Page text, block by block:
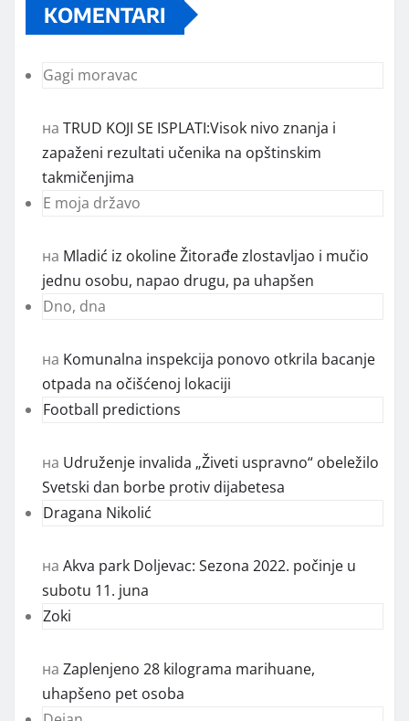
KOMENTARI
Gagi moravac
на TRUD KOJI SE ISPLATI:Visok nivo znanja i
zapaženi rezultati učenika na opštinskim
takmičenjima
E moja državo
на Mladić iz okoline Žitorađe zlostavljao i mučio
jednu osobu, napao drugu, pa uhapšen
Dno, dna
на Komunalna inspekcija ponovo otkrila bacanje
otpada na očišćenoj lokaciji
Football predictions
на Udruženje invalida „Živeti uspravno“ obeležilo
Svetski dan borbe protiv dijabetesa
Dragana Nikolić
на Akva park Doljevac: Sezona 2022. počinje u
subotu 11. juna
Zoki
на Zaplenjeno 28 kilograma marihuane,
uhapšeno pet osoba